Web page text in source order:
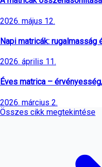
2026. május 12.
Napi matricák: rugalmasság
2026. április 11.
Éves matrica –
2026. március 2.
Összes cikk megtekintése